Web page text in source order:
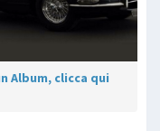
Album, clicca qui